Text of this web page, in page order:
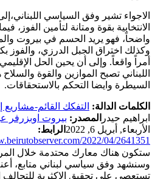
الاجواء تشير وفق السياسي
الانتخابية بقوة ومتانة لتأمين الفوز،
واضحاً، فهو يريد الحسم في بيروت
وكذلك اختراق الجبل الدرزي، والفوز
أمراً واقعاً. وإلى أن يحين الحل
اللبناني تصبح الموازين والقوة
السيطرة وايضا التحكم بالاستحقاقات.
الكلمات الدالة: التفكك القائم-مشاريع
ابراهيم حيدر المصدر: بيروت اوبزرفر
الأربعاء, أبريل 6, 2022
الرابط:
2022/04/2641351/
ستكون هناك معارك محتدمة خلال
وسنشهد وفق سياسي لبناني متابع،
تستعصي على تحقيق الاكثرية